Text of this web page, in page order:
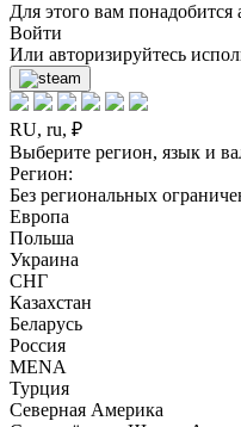
Для этого вам понадобится
Войти
Или авторизируйтесь
RU, ru, ₽
Выберите регион, язык и
Регион:
Без региональных
Европа
Польша
Украина
СНГ
Казахстан
Беларусь
Россия
MENA
Турция
Северная Америка